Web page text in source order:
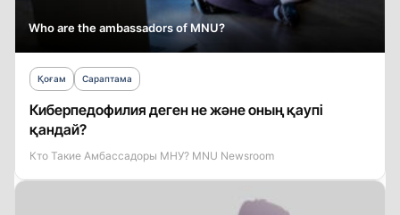
Who are the ambassadors of MNU?
Қоғам Сараптама
Киберпедофилия деген не және оның қаупі
қандай?
Кто Такие Амбассадоры МНУ? MNU Newsroom